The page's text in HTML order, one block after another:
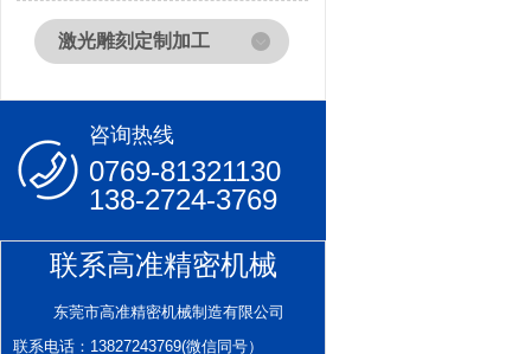
激光雕刻定制加工
咨询热线
0769-81321130
138-2724-3769
联系高准精密机械
东莞市高准精密机械制造有限公司
联系电话：13827243769(微信同号）